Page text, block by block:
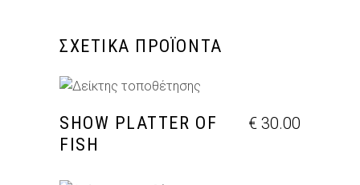
ΣΧΕΤΙΚΆ ΠΡΟΪΌΝΤΑ
ΠΡΟΣΘΉΚΗ ΣΤΟ ΚΑΛΆΘΙ
SHOW PLATTER OF
FISH
€ 30.00